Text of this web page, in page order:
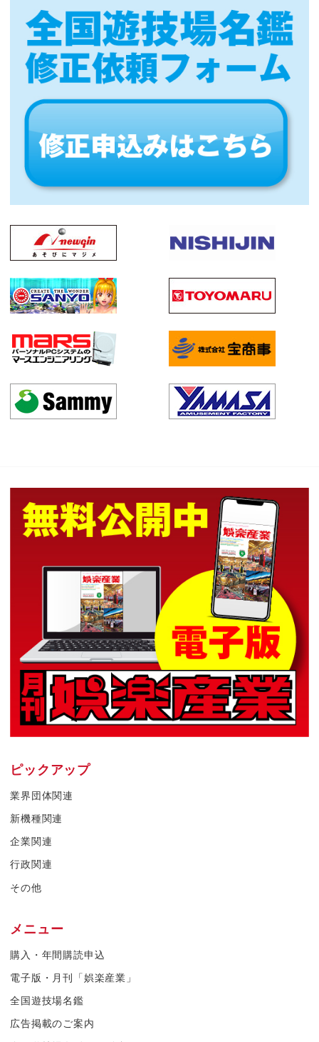
ピックアップ
業界団体関連
新機種関連
企業関連
行政関連
その他
メニュー
購入・年間購読申込
電子版・月刊「娯楽産業」
全国遊技場名鑑
広告掲載のご案内